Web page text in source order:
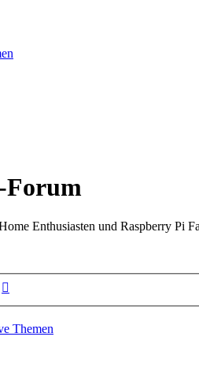
Forum
Enthusiasten und Raspberry Pi
Themen